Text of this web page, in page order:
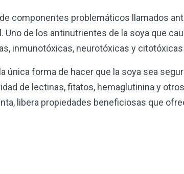
componentes problemáticos llamados
Uno de los antinutrientes de la soya que
inmunotóxicas, neurotóxicas y citotóxicas
única forma de hacer que la soya sea
de lectinas, fitatos, hemaglutinina y
libera propiedades beneficiosas que